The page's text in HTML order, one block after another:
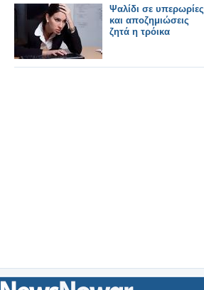
Ψαλίδι σε υπερωρίες
και αποζημιώσεις
ζητά η τρόικα